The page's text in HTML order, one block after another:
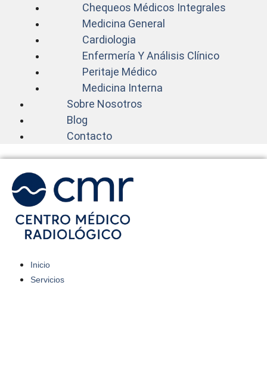
Chequeos Médicos Integrales
Medicina General
Cardiologia
Enfermería Y Análisis Clínico
Peritaje Médico
Medicina Interna
Sobre Nosotros
Blog
Contacto
Inicio
Servicios